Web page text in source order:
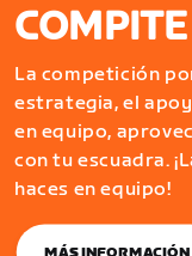
La competición
estrategia, el
en equipo,
con tu escuadra.
haces en equipo!